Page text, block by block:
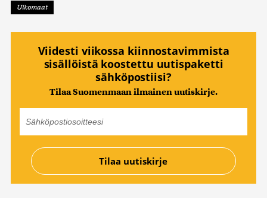
Ulkomaat
Viidesti viikossa kiinnostavimmista
sisällöistä koostettu uutispaketti
sähköpostiisi?
Tilaa Suomenmaan ilmainen uutiskirje.